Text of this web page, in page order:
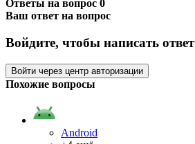
Ответы на вопрос 0
Ваш ответ на вопрос
Войдите, чтобы написать ответ
Войти через центр авторизации
Похожие вопросы
Android